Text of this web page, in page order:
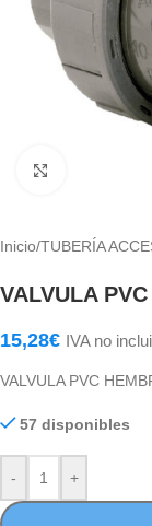
Inicio/TUBERÍA
VALVULA
15,28€ IVA no
VALVULA PVC
57 disponibles
- +